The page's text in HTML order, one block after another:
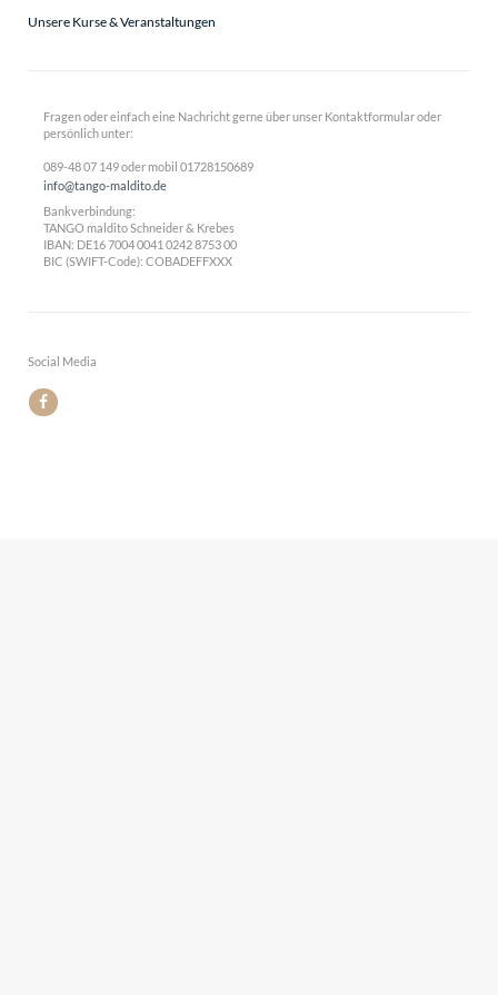
Unsere Kurse & Veranstaltungen
Fragen oder einfach eine Nachricht gerne über unser Kontaktformular oder
persönlich unter:
089-48 07 149 oder mobil 01728150689
info@tango-maldito.de
Bankverbindung:
TANGO maldito Schneider & Krebes
IBAN: DE16 7004 0041 0242 8753 00
BIC (SWIFT-Code): COBADEFFXXX
Social Media